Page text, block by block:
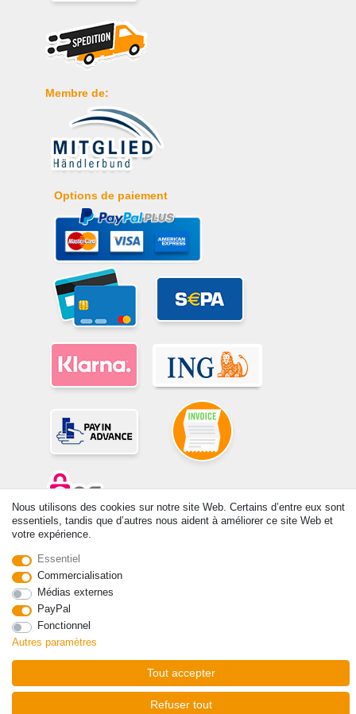
Membre de:
Options de paiement
© Copyright 2026 | Tous droits réservés. -Tous droits réservés – Les
Nous utilisons des cookies sur notre site Web. Certains d’entre eux sont
essentiels, tandis que d’autres nous aident à améliorer ce site Web et
votre expérience.
Essentiel
Commercialisation
Médias externes
PayPal
Fonctionnel
Autres paramètres
Tout accepter
Refuser tout
Rétracter le contrat ici